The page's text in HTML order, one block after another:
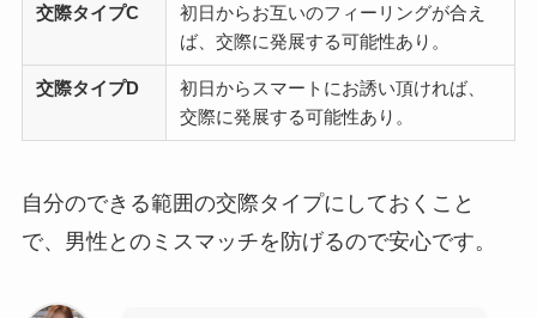
交際タイプC
初日からお互いのフィーリングが合え
ば、交際に発展する可能性あり。
交際タイプD
初日からスマートにお誘い頂ければ、
交際に発展する可能性あり。
自分のできる範囲の交際タイプにしておくこと
で、男性とのミスマッチを防げるので安心です。